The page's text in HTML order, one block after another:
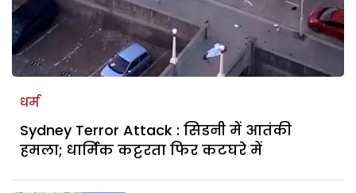
धर्म
Sydney Terror Attack : सिडनी में आतंकी
हमला; धार्मिक कट्टरता फिर कटघरे में